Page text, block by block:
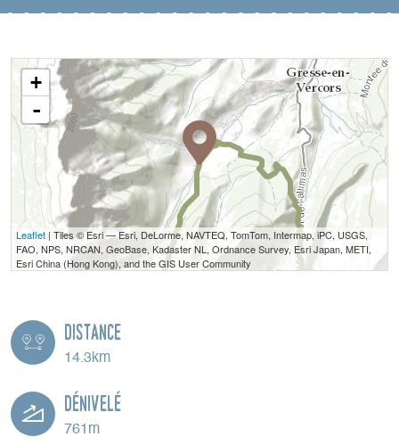
+
-
Leaflet | Tiles © Esri — Esri, DeLorme, NAVTEQ, TomTom, Intermap, iPC, USGS,
FAO, NPS, NRCAN, GeoBase, Kadaster NL, Ordnance Survey, Esri Japan, METI,
Esri China (Hong Kong), and the GIS User Community
Distance
14.3km
Dénivelé
761m